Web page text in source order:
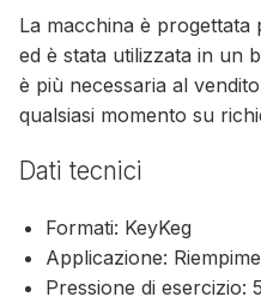
La macchina è progettata
ed è stata utilizzata in un
è più necessaria al
qualsiasi momento su
Dati tecnici
Formati: KeyKeg
Applicazione:
Pressione di esercizio: